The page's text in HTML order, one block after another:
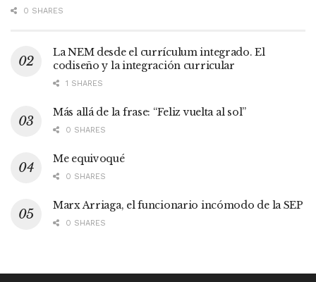
0 SHARES
La NEM desde el currículum integrado. El
codiseño y la integración curricular
1 SHARES
Más allá de la frase: “Feliz vuelta al sol”
0 SHARES
Me equivoqué
0 SHARES
Marx Arriaga, el funcionario incómodo de la SEP
0 SHARES